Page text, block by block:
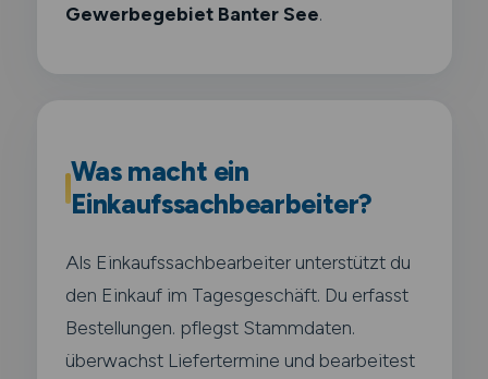
Gewerbegebiet Banter See.
Was macht ein
Einkaufssachbearbeiter?
Als Einkaufssachbearbeiter unterstützt du
den Einkauf im Tagesgeschäft. Du erfasst
Bestellungen. pflegst Stammdaten.
überwachst Liefertermine und bearbeitest